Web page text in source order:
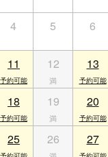
4 5 6
11 12 13
18 19 20
25 26 27